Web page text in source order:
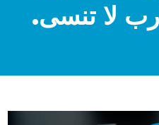
لا تنسى.